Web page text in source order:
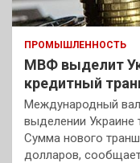
ПРОМЫШЛЕННОСТЬ
МВФ выделит
кредитный
Международный
выделении Украине
Сумма нового
долларов,